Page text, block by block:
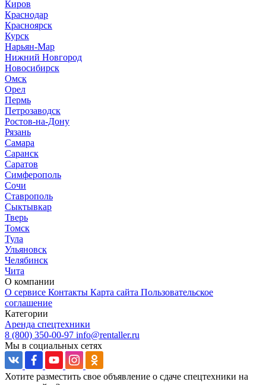
Киров
Краснодар
Красноярск
Курск
Нарьян-Мар
Нижний Новгород
Новосибирск
Омск
Орел
Пермь
Петрозаводск
Ростов-на-Дону
Рязань
Самара
Саранск
Саратов
Симферополь
Сочи
Ставрополь
Сыктывкар
Тверь
Томск
Тула
Ульяновск
Челябинск
Чита
О компании
О сервисе Контакты Карта сайта Пользовательское
соглашение
Категории
Аренда спецтехники
8 (800) 350-00-97 info@rentaller.ru
Мы в социальных сетях
Хотите разместить свое объявление о сдаче спецтехники на